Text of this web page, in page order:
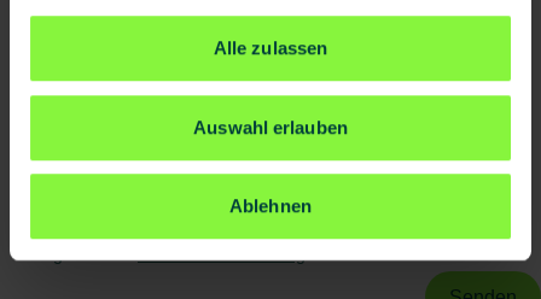
Alle zulassen
Auswahl erlauben
Ablehnen
Abonnieren Sie unseren Newsletter und bleiben Sie Up-
To-Date.
Ja, ich willige bis auf Widerruf ein, dass BG prevent mir
individuelle Angebote und Informationen per E-Mail